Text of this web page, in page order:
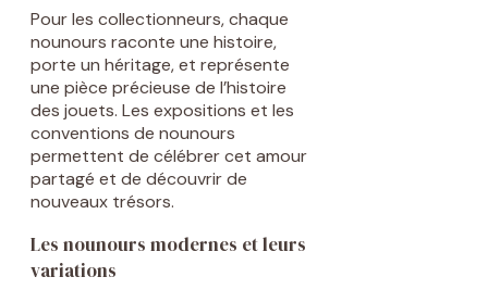
Pour les collectionneurs, chaque
nounours raconte une histoire,
porte un héritage, et représente
une pièce précieuse de l’histoire
des jouets. Les expositions et les
conventions de nounours
permettent de célébrer cet amour
partagé et de découvrir de
nouveaux trésors.
Les nounours modernes et leurs
variations